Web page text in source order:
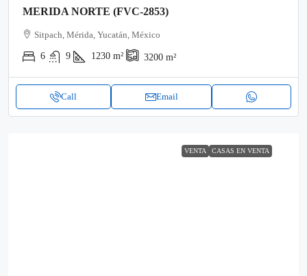
MERIDA NORTE (FVC-2853)
Sitpach, Mérida, Yucatán, México
6 9 1230 m² 3200 m²
Call Email
VENTA CASAS EN VENTA